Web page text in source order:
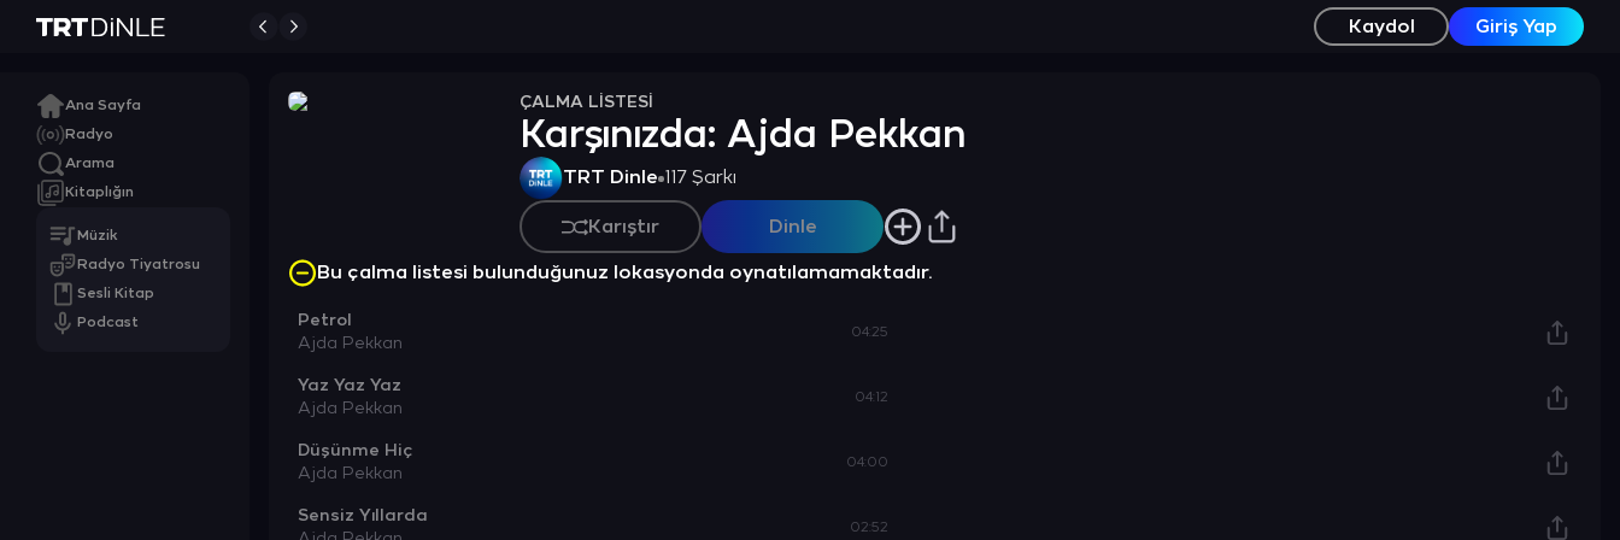
Kaydol Giriş Yap
Ana Sayfa
Radyo
Arama
Kitaplığın
Müzik
Radyo Tiyatrosu
Sesli Kitap
Podcast
ÇALMA LİSTESİ
Karşınızda: Ajda Pekkan
TRT Dinle 117 Şarkı
Karıştır Dinle
Bu çalma listesi bulunduğunuz lokasyonda oynatılamamaktadır.
Petrol
Ajda Pekkan
04:25
Yaz Yaz Yaz
Ajda Pekkan
04:12
Düşünme Hiç
Ajda Pekkan
04:00
Sensiz Yıllarda
02:52